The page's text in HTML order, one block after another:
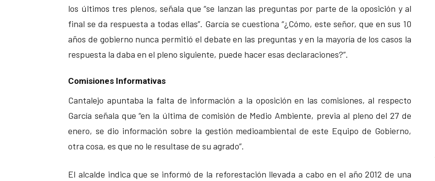
los últimos tres plenos, señala que “se lanzan las preguntas por parte de la oposición y al
final se da respuesta a todas ellas”. García se cuestiona “¿Cómo, este señor, que en sus 10
años de gobierno nunca permitió el debate en las preguntas y en la mayoría de los casos la
respuesta la daba en el pleno siguiente, puede hacer esas declaraciones?”.
Comisiones Informativas
Cantalejo apuntaba la falta de información a la oposición en las comisiones, al respecto
García señala que “en la última de comisión de Medio Ambiente, previa al pleno del 27 de
enero, se dio información sobre la gestión medioambiental de este Equipo de Gobierno,
otra cosa, es que no le resultase de su agrado”.
El alcalde indica que se informó de la reforestación llevada a cabo en el año 2012 de una